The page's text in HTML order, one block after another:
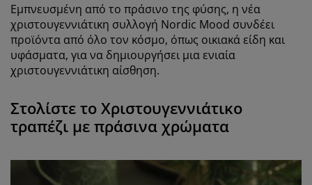
Εμπνευσμένη από το πράσινο της φύσης, η νέα
χριστουγεννιάτικη συλλογή Nordic Mood συνδέει
προϊόντα από όλο τον κόσμο, όπως οικιακά είδη και
υφάσματα, για να δημιουργήσει μια ενιαία
χριστουγεννιάτικη αίσθηση.
Στoλίστε το Χριστουγεννιάτικο
τραπέζι με πράσινα χρώματα